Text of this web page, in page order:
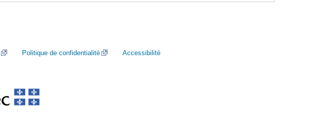
Politique de confidentialité Accessibilité